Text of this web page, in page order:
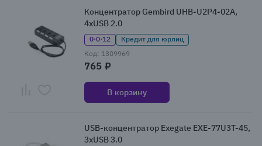
Концентратор Gembird UHB-U2P4-02A,
4xUSB 2.0
0·0·12
Кредит для юрлиц
Код: 1309969
765 ₽
В корзину
USB-концентратор Exegate EXE-77U3T-45,
3xUSB 3.0